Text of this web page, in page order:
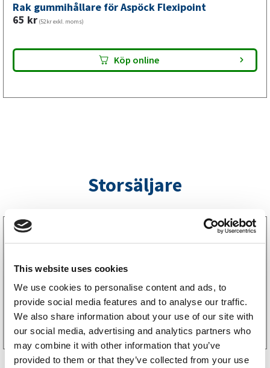
This website uses cookies
We use cookies to personalise content and ads, to
provide social media features and to analyse our traffic.
We also share information about your use of our site with
our social media, advertising and analytics partners who
may combine it with other information that you’ve
provided to them or that they’ve collected from your use
Rak gummihållare för Aspöck Flexipoint
65 kr (52kr exkl. moms)
Köp online
Storsäljare
3160052
LGF Skylt Självhäftande
Köp online